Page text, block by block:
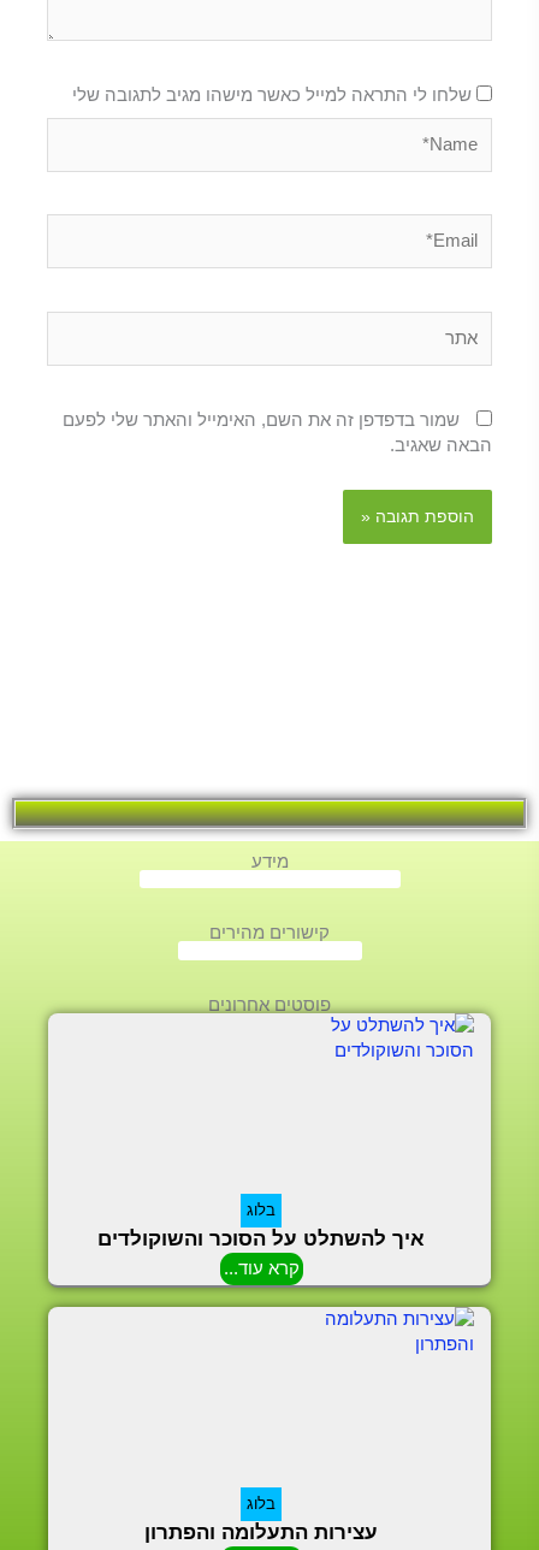
שלחו לי התראה למייל כאשר מישהו מגיב לתגובה שלי
שמור בדפדפן זה את השם, האימייל והאתר שלי לפעם
הבאה שאגיב.
מידע
קישורים מהירים
פוסטים אחרונים
בלוג
איך להשתלט על הסוכר והשוקולדים
קרא עוד...
בלוג
עצירות התעלומה והפתרון